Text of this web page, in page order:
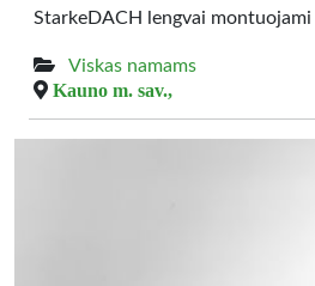
StarkeDACH lengvai
Viskas namams
Kauno m. sav.,